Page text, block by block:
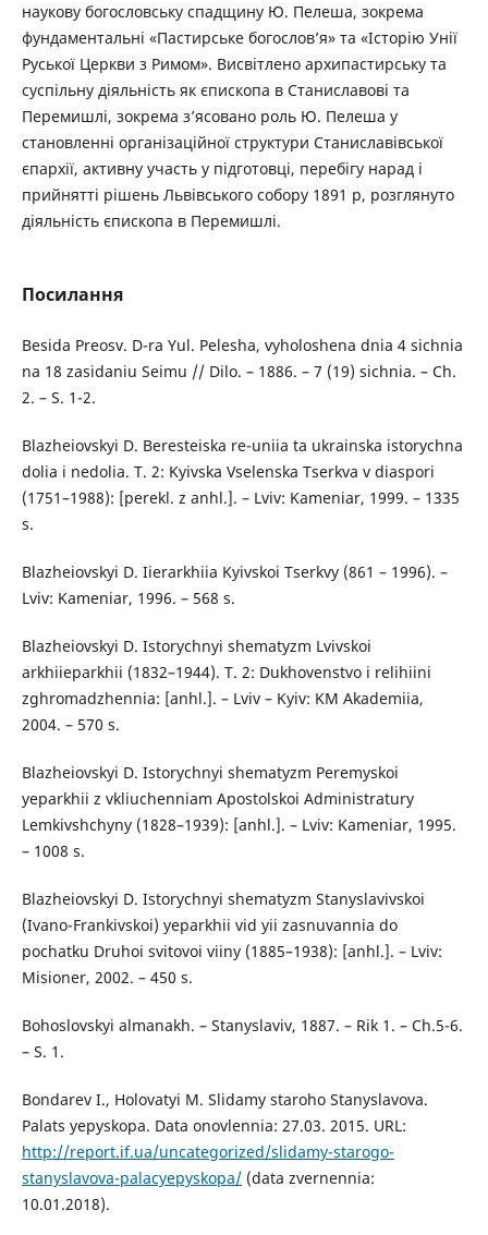
наукову богословську спадщину Ю. Пелеша, зокрема
фундаментальні «Пастирське богослов’я» та «Історію Унії
Руської Церкви з Римом». Висвітлено архипастирську та
суспільну діяльність як єпископа в Станиславові та
Перемишлі, зокрема з’ясовано роль Ю. Пелеша у
становленні організаційної структури Станиславівської
єпархії, активну участь у підготовці, перебігу нарад і
прийнятті рішень Львівського собору 1891 р, розглянуто
діяльність єпископа в Перемишлі.
Посилання
Besida Preosv. D-ra Yul. Pelesha, vyholoshena dnia 4 sichnia
na 18 zasidaniu Seimu // Dilo. – 1886. – 7 (19) sichnia. – Ch.
2. – S. 1-2.
Blazheiovskyi D. Beresteiska re-uniia ta ukrainska istorychna
dolia i nedolia. T. 2: Kyivska Vselenska Tserkva v diaspori
(1751–1988): [perekl. z anhl.]. – Lviv: Kameniar, 1999. – 1335
s.
Blazheiovskyi D. Iierarkhiia Kyivskoi Tserkvy (861 – 1996). –
Lviv: Kameniar, 1996. – 568 s.
Blazheiovskyi D. Istorychnyi shematyzm Lvivskoi
arkhiieparkhii (1832–1944). T. 2: Dukhovenstvo i relihiini
zghromadzhennia: [anhl.]. – Lviv – Kyiv: KM Akademiia,
2004. – 570 s.
Blazheiovskyi D. Istorychnyi shematyzm Peremyskoi
yeparkhii z vkliuchenniam Apostolskoi Administratury
Lemkivshchyny (1828–1939): [anhl.]. – Lviv: Kameniar, 1995.
– 1008 s.
Blazheiovskyi D. Istorychnyi shematyzm Stanyslavivskoi
(Ivano-Frankivskoi) yeparkhii vid yii zasnuvannia do
pochatku Druhoi svitovoi viiny (1885–1938): [anhl.]. – Lviv:
Misioner, 2002. – 450 s.
Bohoslovskyi almanakh. – Stanyslaviv, 1887. – Rik 1. – Ch.5-6.
– S. 1.
Bondarev I., Holovatyi M. Slidamy staroho Stanyslavova.
Palats yepyskopa. Data onovlennia: 27.03. 2015. URL:
http://report.if.ua/uncategorized/slidamy-starogo-
stanyslavova-palacyepyskopa/(data zvernennia:
10.01.2018).